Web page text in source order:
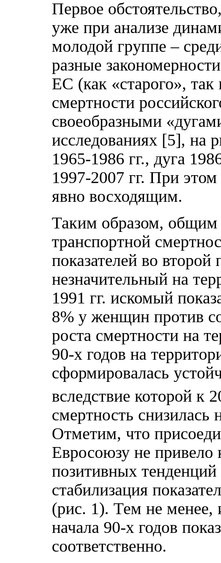
Первое
уже при анализе
молодой группе –
разные
ЕС (как «старого»,
смертности
своеобразными
исследованиях [5], на
1965-1986 гг., дуга
1997-2007 гг. При
явно восходящим.
Таким образом, общим
транспортной
показателей во
незначительный на
1991 гг. искомый
8% у женщин против
роста смертности на
90-х годов на
сформировалась
вследствие которой к
смертность снизилась
Отметим, что
Евросоюзу не привело
позитивных
стабилизация
(рис. 1). Тем не менее,
начала 90-х годов
соответственно.